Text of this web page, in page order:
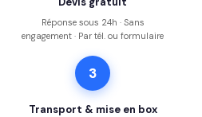
Réponse sous 24h · Sans
engagement · Par tél. ou formulaire
3
Transport & mise en box